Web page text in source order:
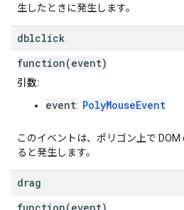
生したときに発生します。
dblclick
function(event)
引数:
event: PolyMouseEvent
このイベントは、ポリゴン上で
ると発生します。
drag